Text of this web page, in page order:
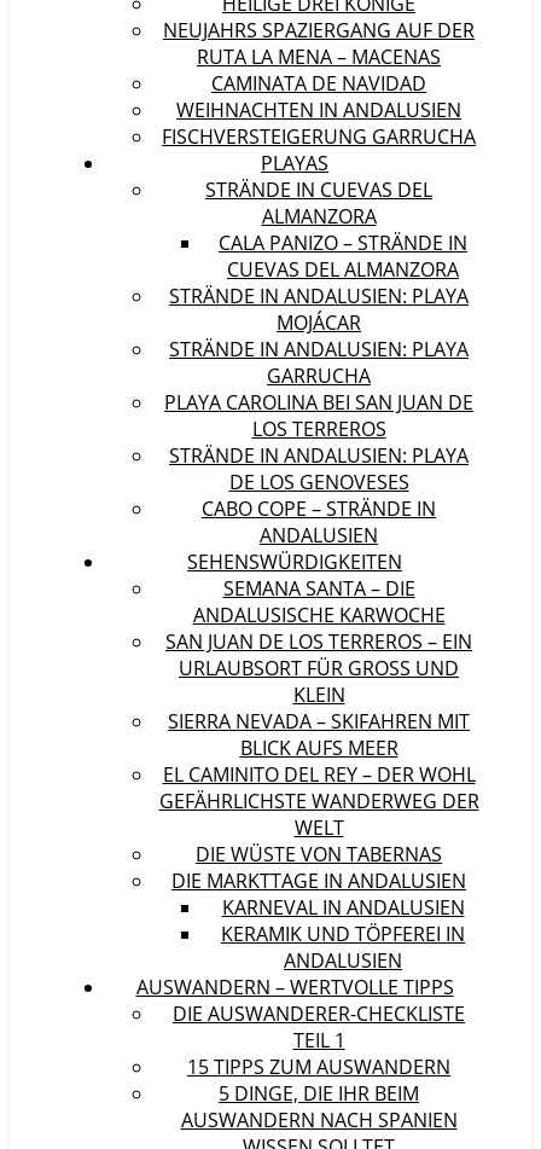
NEUJAHRS SPAZIERGANG AUF DER
RUTA LA MENA – MACENAS
CAMINATA DE NAVIDAD
WEIHNACHTEN IN ANDALUSIEN
FISCHVERSTEIGERUNG GARRUCHA
PLAYAS
STRÄNDE IN CUEVAS DEL
ALMANZORA
CALA PANIZO – STRÄNDE IN
CUEVAS DEL ALMANZORA
STRÄNDE IN ANDALUSIEN: PLAYA
MOJÁCAR
STRÄNDE IN ANDALUSIEN: PLAYA
GARRUCHA
PLAYA CAROLINA BEI SAN JUAN DE
LOS TERREROS
STRÄNDE IN ANDALUSIEN: PLAYA
DE LOS GENOVESES
CABO COPE – STRÄNDE IN
ANDALUSIEN
SEHENSWÜRDIGKEITEN
SEMANA SANTA – DIE
ANDALUSISCHE KARWOCHE
SAN JUAN DE LOS TERREROS – EIN
URLAUBSORT FÜR GROSS UND K
LEIN
SIERRA NEVADA – SKIFAHREN MIT
BLICK AUFS MEER
EL CAMINITO DEL REY – DER WOHL
GEFÄHRLICHSTE WANDERWEG DER
WELT
DIE WÜSTE VON TABERNAS
DIE MARKTTAGE IN ANDALUSIEN
KARNEVAL IN ANDALUSIEN
KERAMIK UND TÖPFEREI IN
ANDALUSIEN
AUSWANDERN – WERTVOLLE TIPPS
DIE AUSWANDERER-CHECKLISTE
TEIL 1
15 TIPPS ZUM AUSWANDERN
5 DINGE, DIE IHR BEIM
AUSWANDERN NACH SPANIEN